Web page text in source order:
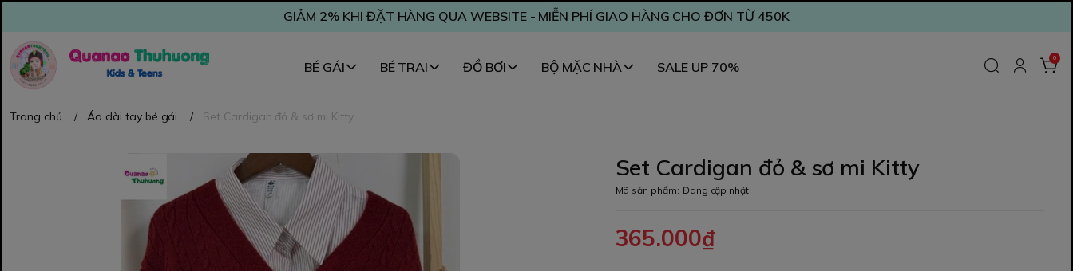
GIẢM 2% KHI ĐẶT HÀNG QUA WEBSITE - MIỄN PHÍ GIAO HÀNG CHO ĐƠN TỪ 450K
BÉ GÁI BÉ TRAI ĐỒ BƠI BỘ MẶC NHÀ SALE UP 70%
0
Trang chủ / Áo dài tay bé gái / Set Cardigan đỏ & sơ mi Kitty
Set Cardigan đỏ & sơ mi Kitty
Mã sản phẩm: Đang cập nhật
365.000₫